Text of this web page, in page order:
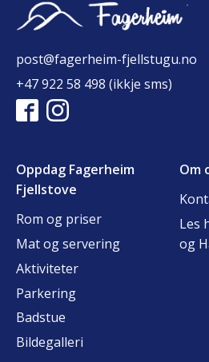
post@fagerheim-fjellstugu.no
+47 922 58 498 (ikkje sms)
Oppdag Fagerheim
Fjellstove
Rom og priser
Mat og servering
Aktiviteter
Parkering
Badstue
Bildegalleri
Om
Les
og